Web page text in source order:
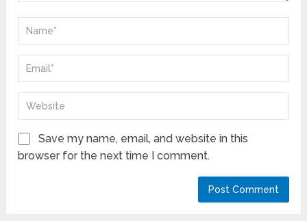
Save my name, email, and website in this
browser for the next time I comment.